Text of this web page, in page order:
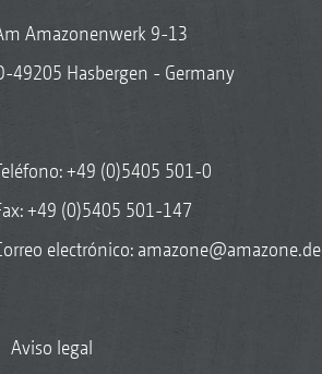
Amazonenwerk 9-13
49205 Hasbergen - Germany
+49 (0)5405 501-0
+49 (0)5405 501-147
electrónico: amazone@amazone.de
Aviso legal